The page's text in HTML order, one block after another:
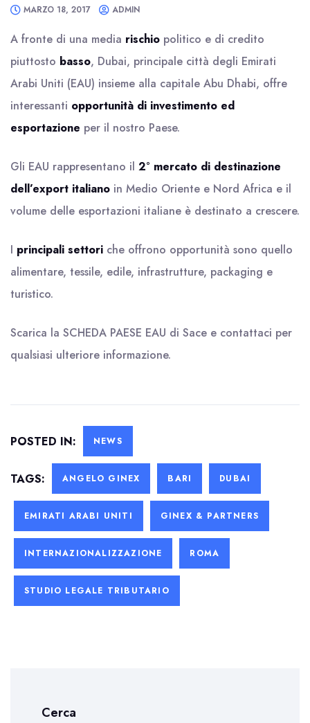
MARZO 18, 2017 ADMIN
A fronte di una media rischio politico e di credito
piuttosto basso, Dubai, principale città degli Emirati
Arabi Uniti (EAU) insieme alla capitale Abu Dhabi, offre
interessanti opportunità di investimento ed
esportazione per il nostro Paese.
Gli EAU rappresentano il 2° mercato di destinazione
dell’export italiano in Medio Oriente e Nord Africa e il
volume delle esportazioni italiane è destinato a crescere.
I principali settori che offrono opportunità sono quello
alimentare, tessile, edile, infrastrutture, packaging e
turistico.
Scarica la SCHEDA PAESE EAU di Sace e contattaci per
qualsiasi ulteriore informazione.
POSTED IN: NEWS
TAGS: ANGELO GINEX BARI DUBAI
EMIRATI ARABI UNITI GINEX & PARTNERS
INTERNAZIONALIZZAZIONE ROMA
STUDIO LEGALE TRIBUTARIO
Cerca